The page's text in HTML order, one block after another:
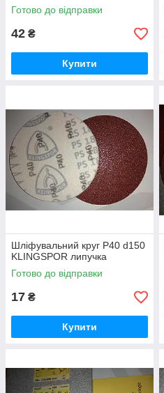
Готово до відправки
42 ₴
Купити
Шліфувальний круг Р40 d150
KLINGSPOR липучка
Готово до відправки
17 ₴
Купити